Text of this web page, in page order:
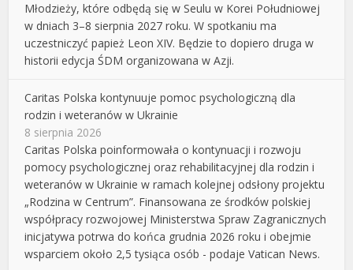
Młodzieży, które odbędą się w Seulu w Korei Południowej
w dniach 3–8 sierpnia 2027 roku. W spotkaniu ma
uczestniczyć papież Leon XIV. Będzie to dopiero druga w
historii edycja ŚDM organizowana w Azji.
Caritas Polska kontynuuje pomoc psychologiczną dla
rodzin i weteranów w Ukrainie
8 sierpnia 2026
Caritas Polska poinformowała o kontynuacji i rozwoju
pomocy psychologicznej oraz rehabilitacyjnej dla rodzin i
weteranów w Ukrainie w ramach kolejnej odsłony projektu
„Rodzina w Centrum”. Finansowana ze środków polskiej
współpracy rozwojowej Ministerstwa Spraw Zagranicznych
inicjatywa potrwa do końca grudnia 2026 roku i obejmie
wsparciem około 2,5 tysiąca osób - podaje Vatican News.